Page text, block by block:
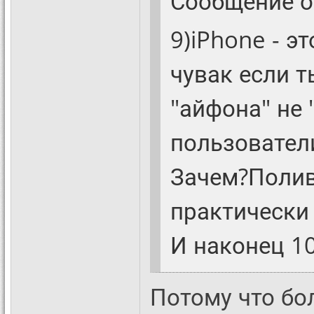
9)iPhone -
чувак если
"айфона" не
И наконец
Потому что